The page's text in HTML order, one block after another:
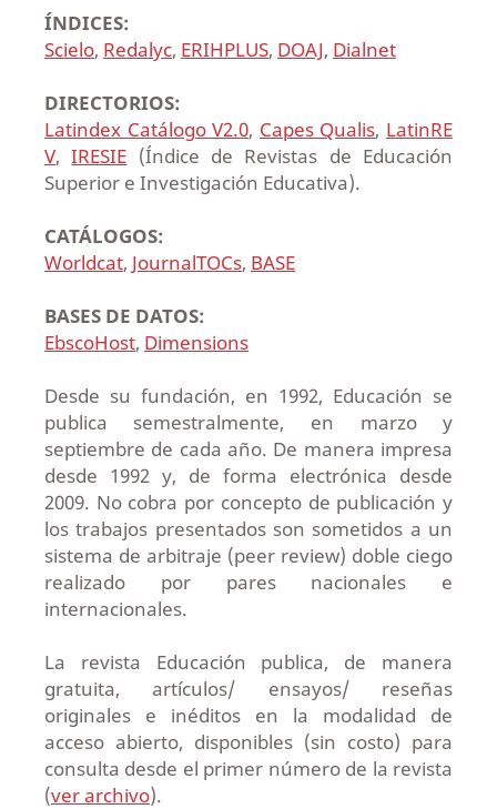
ÍNDICES:
Scielo, Redalyc, ERIHPLUS, DOAJ, Dialnet
DIRECTORIOS:
Latindex Catálogo V2.0, Capes Qualis, LatinRE
V,IRESIE (Índice de Revistas de Educación
Superior e Investigación Educativa).
CATÁLOGOS:
Worldcat, JournalTOCs, BASE
BASES DE DATOS:
EbscoHost, Dimensions
Desde su fundación, en 1992, Educación se
publica semestralmente, en marzo y
septiembre de cada año. De manera impresa
desde 1992 y, de forma electrónica desde
2009. No cobra por concepto de publicación y
los trabajos presentados son sometidos a un
sistema de arbitraje (peer review) doble ciego
realizado por pares nacionales e
internacionales.
La revista Educación publica, de manera
gratuita, artículos/ ensayos/ reseñas
originales e inéditos en la modalidad de
acceso abierto, disponibles (sin costo) para
consulta desde el primer número de la revista
(ver archivo).